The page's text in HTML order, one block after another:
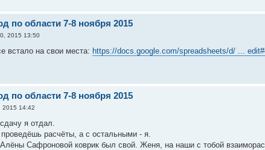
по области 7-8 ноября 2015
2015 13:50
встало на свои места: https://docs.google.com/spreadsheets/d/ ...
по области 7-8 ноября 2015
2015 14:42
я отдал.
расчёты, а с остальными - я.
Сафроновой коврик был свой. Женя, на наши с тобой